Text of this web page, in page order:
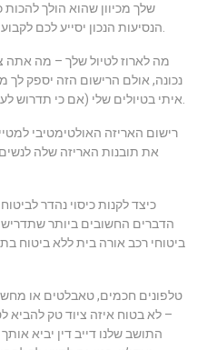
שלך מכיוון שהוא הולך
מה לארוז לטיול שלך – מה אתה
נכונה, אולם הרישום הזה יספק
רישום האריזה האולטימטיבי
את תובנות האריזה שלה
כיצד לקנות כיסוי נהדר
הדברים החשובים ביותר
ביטוחי רכב אורה בית ללא ביטוח
טלפונים חכמים, טאבלטים או
– לא בטוח איזה ציוד טק להביא
התושב שלנו דייב דין יביא